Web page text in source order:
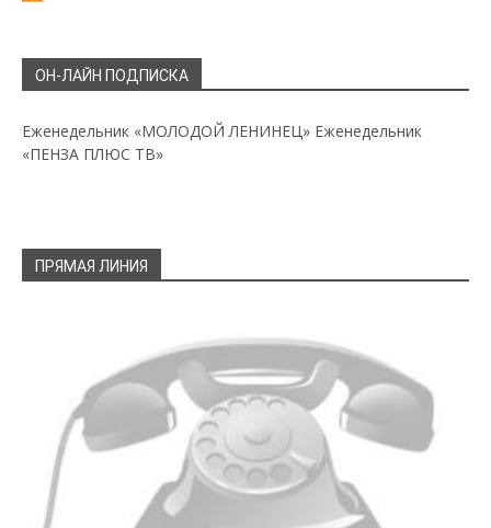
ОН-ЛАЙН ПОДПИСКА
Еженедельник «МОЛОДОЙ ЛЕНИНЕЦ» Еженедельник
«ПЕНЗА ПЛЮС ТВ»
ПРЯМАЯ ЛИНИЯ